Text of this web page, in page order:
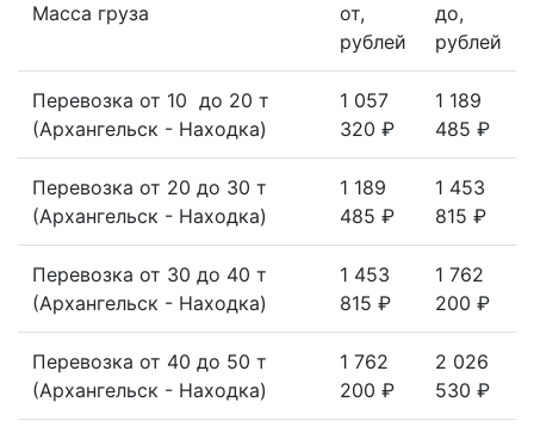
Масса груза
от,
рублей
до,
рублей
Перевозка от 10 до 20 т
(Архангельск - Находка)
1 057
320 ₽
1 189
485 ₽
Перевозка от 20 до 30 т
(Архангельск - Находка)
1 189
485 ₽
1 453
815 ₽
Перевозка от 30 до 40 т
(Архангельск - Находка)
1 453
815 ₽
1 762
200 ₽
Перевозка от 40 до 50 т
(Архангельск - Находка)
1 762
200 ₽
2 026
530 ₽